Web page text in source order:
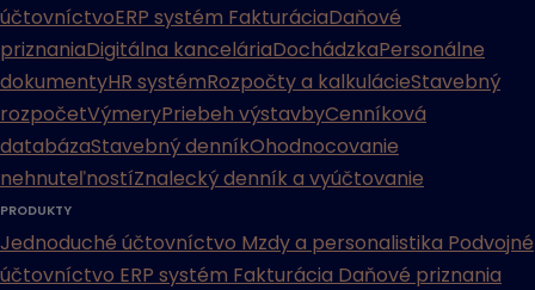
účtovníctvoERP systém FakturáciaDaňové
priznaniaDigitálna kanceláriaDochádzkaPersonálne
dokumentyHR systémRozpočty a kalkulácieStavebný
rozpočetVýmeryPriebeh výstavbyCenníková
databázaStavebný denníkOhodnocovanie
nehnuteľnostíZnalecký denník a vyúčtovanie
PRODUKTY
Jednoduché účtovníctvo Mzdy a personalistika Podvojné
účtovníctvo ERP systém Fakturácia Daňové priznania